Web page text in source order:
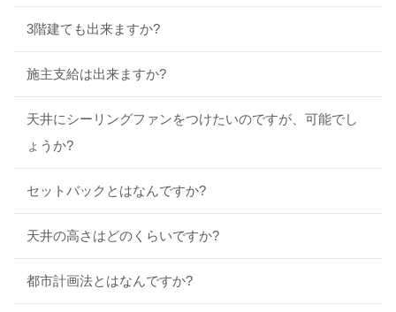
3階建ても出来ますか?
施主支給は出来ますか?
天井にシーリングファンをつけたいのですが、可能でし
ょうか?
セットバックとはなんですか?
天井の高さはどのくらいですか?
都市計画法とはなんですか?